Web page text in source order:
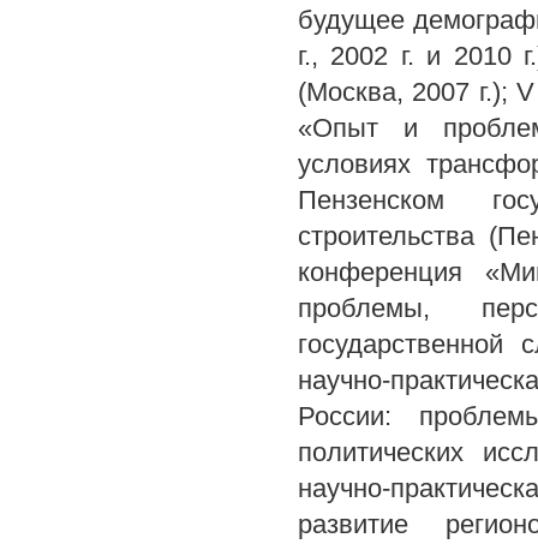
будущее
г., 2002 г. и 2010
(Москва, 2007 г.);
«Опыт и
условиях
Пензенском
строительства
конференция
проблемы,
научно-
России:
политических
научно-
развитие